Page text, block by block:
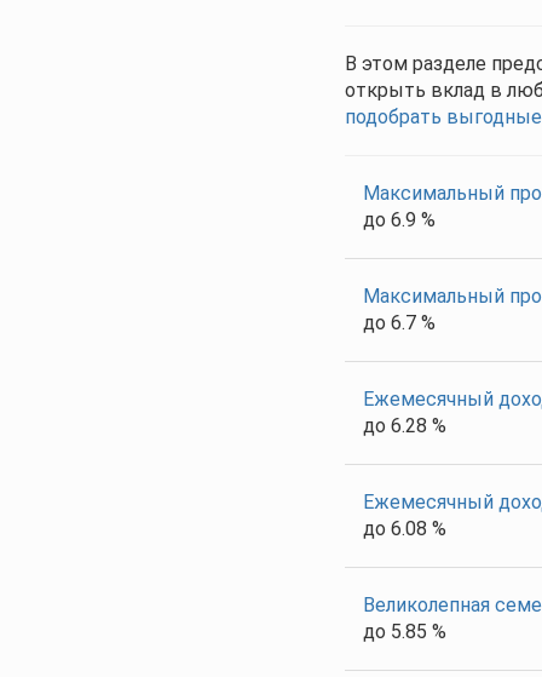
В этом разделе
открыть вклад в
подобрать
Максимальный
до 6.9 %
Максимальный
до 6.7 %
Ежемесячный
до 6.28 %
Ежемесячный
до 6.08 %
Великолепная
до 5.85 %